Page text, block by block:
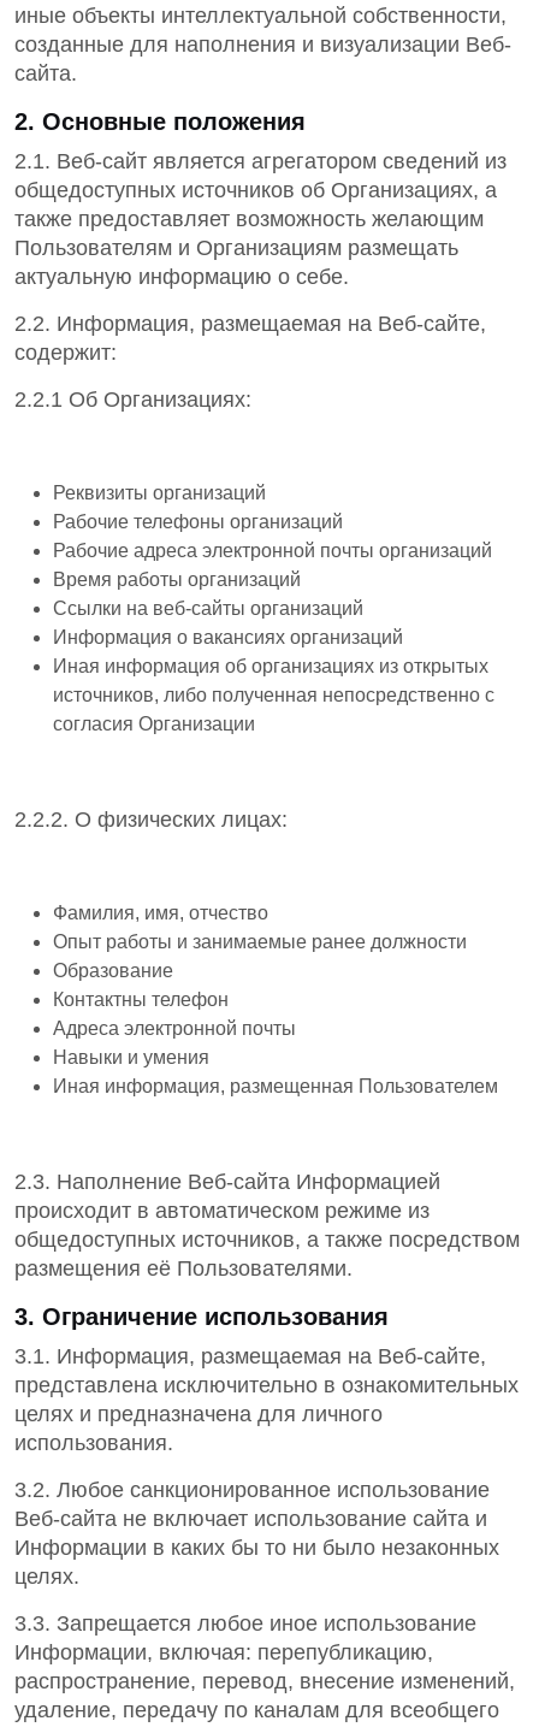
иные объекты интеллектуальной собственности,
созданные для наполнения и визуализации Веб-
сайта.
2. Основные положения
2.1. Веб-сайт является агрегатором сведений из
общедоступных источников об Организациях, а
также предоставляет возможность желающим
Пользователям и Организациям размещать
актуальную информацию о себе.
2.2. Информация, размещаемая на Веб-сайте,
содержит:
2.2.1 Об Организациях:
Реквизиты организаций
Рабочие телефоны организаций
Рабочие адреса электронной почты организаций
Время работы организаций
Ссылки на веб-сайты организаций
Информация о вакансиях организаций
Иная информация об организациях из открытых
источников, либо полученная непосредственно с
согласия Организации
2.2.2. О физических лицах:
Фамилия, имя, отчество
Опыт работы и занимаемые ранее должности
Образование
Контактны телефон
Адреса электронной почты
Навыки и умения
Иная информация, размещенная Пользователем
2.3. Наполнение Веб-сайта Информацией
происходит в автоматическом режиме из
общедоступных источников, а также посредством
размещения её Пользователями.
3. Ограничение использования
3.1. Информация, размещаемая на Веб-сайте,
представлена исключительно в ознакомительных
целях и предназначена для личного
использования.
3.2. Любое санкционированное использование
Веб-сайта не включает использование сайта и
Информации в каких бы то ни было незаконных
целях.
3.3. Запрещается любое иное использование
Информации, включая: перепубликацию,
распространение, перевод, внесение изменений,
удаление, передачу по каналам для всеобщего